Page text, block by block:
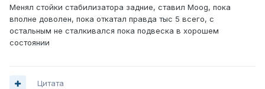
Менял стойки стабилизатора задние, ставил Moog, пока
вполне доволен, пока откатал правда тыс 5 всего, с
остальным не сталкивался пока подвеска в хорошем
состоянии
Цитата